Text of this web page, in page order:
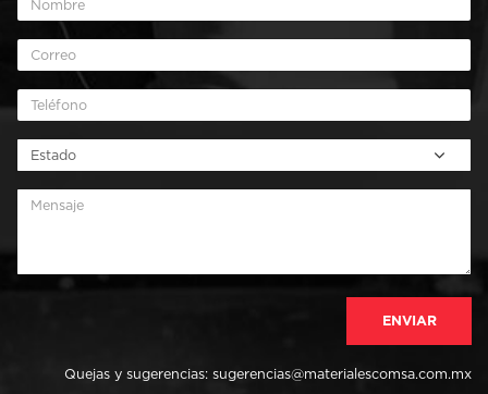
Quejas y sugerencias: sugerencias@materialescomsa.com.mx